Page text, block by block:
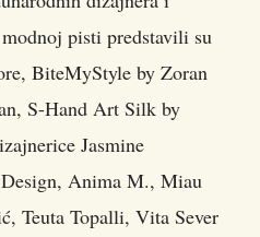
pisti predstavili su
BiteMyStyle by Zoran
S-Hand Art Silk by
Jasmine
Anima M., Miau
Teuta Topalli, Vita Sever